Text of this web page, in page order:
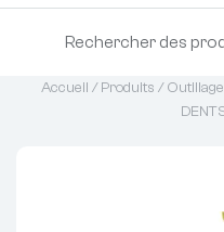
Accueil /Produits /